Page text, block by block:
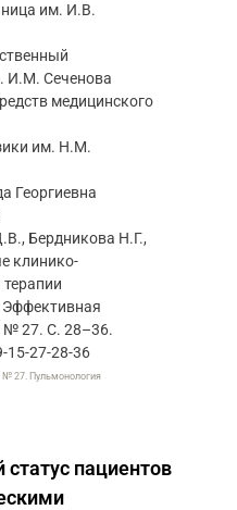
им. И.В.
И.М. Сеченова
медицинского
им. Н.М.
Георгиевна
Бердникова Н.Г.,
клинико-
№ 27. С. 28–36.
15-27-28-36
27. Пульмонология
статус пациентов